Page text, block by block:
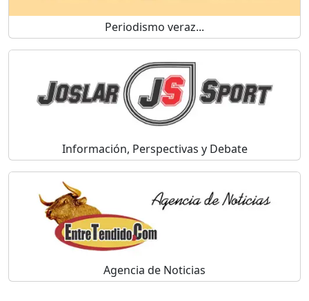
Periodismo veraz...
Información, Perspectivas y Debate
Agencia de Noticias